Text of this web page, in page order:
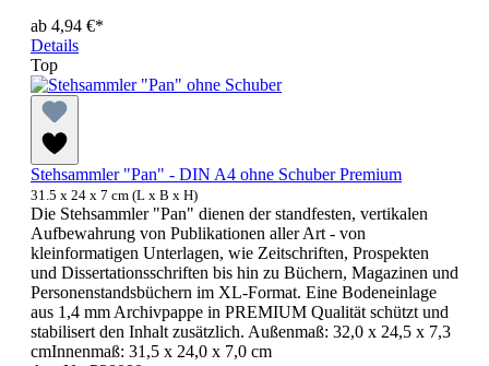
ab 4,94 €*
Details
Top
Stehsammler "Pan" - DIN A4 ohne Schuber Premium
31.5 x 24 x 7 cm (L x B x H)
Die Stehsammler "Pan" dienen der standfesten, vertikalen
Aufbewahrung von Publikationen aller Art - von
kleinformatigen Unterlagen, wie Zeitschriften, Prospekten
und Dissertationsschriften bis hin zu Büchern, Magazinen und
Personenstandsbüchern im XL-Format. Eine Bodeneinlage
aus 1,4 mm Archivpappe in PREMIUM Qualität schützt und
stabilisert den Inhalt zusätzlich. Außenmaß: 32,0 x 24,5 x 7,3
cmInnenmaß: 31,5 x 24,0 x 7,0 cm